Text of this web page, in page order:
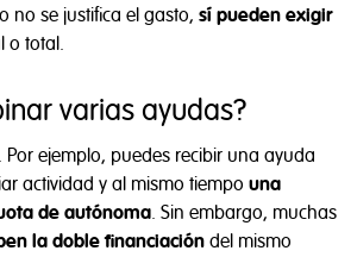
no se justifica el gasto, sí pueden exigir
o total.
varias ayudas?
Por ejemplo, puedes recibir una ayuda
actividad y al mismo tiempo una
de autónoma. Sin embargo, muchas
la doble financiación del mismo